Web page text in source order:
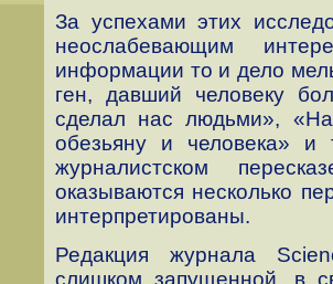
За успехами этих
неослабевающим
информации то и дело
ген, давший человеку
сделал нас людьми»,
обезьяну и человека»
журналистском
оказываются несколько
интерпретированы.
Редакция журнала
слишком запущенной, в